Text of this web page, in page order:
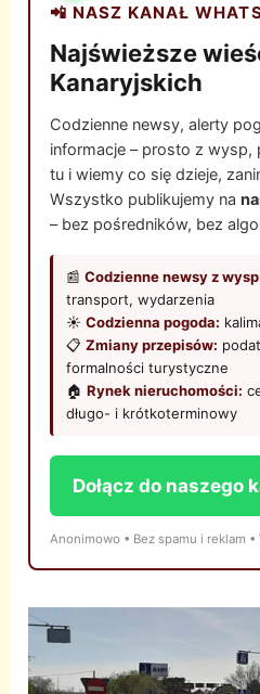
📲 NASZ KANAŁ
Najświeższe
Kanaryjskich
Codzienne newsy, alerty
informacje – prosto z wysp,
tu i wiemy co się dzieje,
Wszystko publikujemy na
– bez pośredników, bez
📰Codzienne newsy z
transport, wydarzenia
☀️Codzienna pogoda:
📋Zmiany przepisów:
formalności turystyczne
🏠Rynek nieruchomości:
długo- i krótkoterminowy
Dołącz do naszego
Anonimowo • Bez spamu i reklam